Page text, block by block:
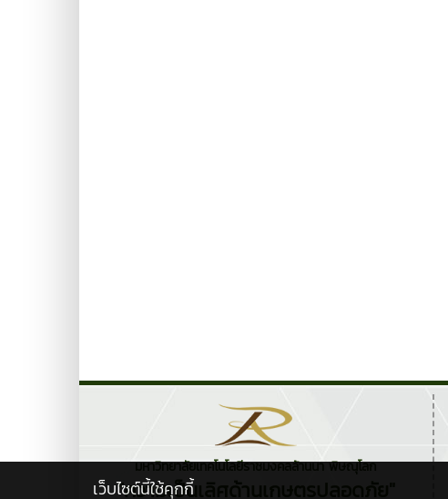
มหาวิทยาลัยเทคโนโลยีราชมงคลล้านนา พิษณุโลก
"ความเป็นเลิศด้านเกษตรปลอดภัย"
เว็บไซต์นี้ใช้คุกกี้